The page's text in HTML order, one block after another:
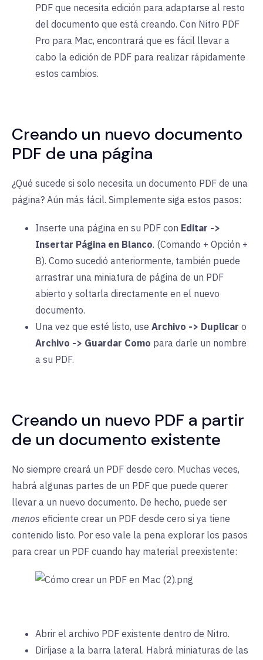
PDF que necesita edición para adaptarse al resto
del documento que está creando. Con Nitro PDF
Pro para Mac, encontrará que es fácil llevar a
cabo la edición de PDF para realizar rápidamente
estos cambios.
Creando un nuevo documento
PDF de una página
¿Qué sucede si solo necesita un documento PDF de una
página? Aún más fácil. Simplemente siga estos pasos:
Inserte una página en su PDF con Editar ->
Insertar Página en Blanco. (Comando + Opción +
B). Como sucedió anteriormente, también puede
arrastrar una miniatura de página de un PDF
abierto y soltarla directamente en el nuevo
documento.
Una vez que esté listo, use Archivo -> Duplicar o
Archivo -> Guardar Como para darle un nombre
a su PDF.
Creando un nuevo PDF a partir
de un documento existente
No siempre creará un PDF desde cero. Muchas veces,
habrá algunas partes de un PDF que puede querer
llevar a un nuevo documento. De hecho, puede ser
menos eficiente crear un PDF desde cero si ya tiene
contenido listo. Por eso vale la pena explorar los pasos
para crear un PDF cuando hay material preexistente:
Abrir el archivo PDF existente dentro de Nitro.
Diríjase a la barra lateral. Habrá miniaturas de las